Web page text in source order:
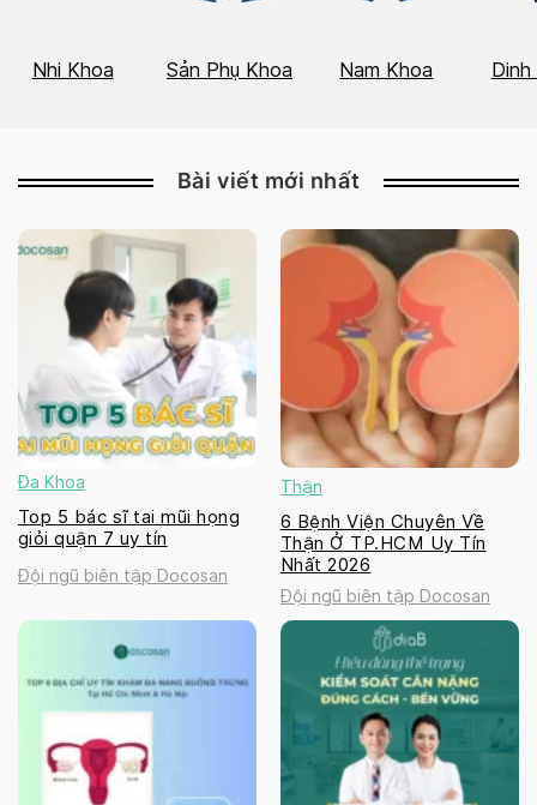
Nhi Khoa Sản Phụ Khoa Nam Khoa Dinh
Bài viết mới nhất
Đa Khoa
Top 5 bác sĩ tai mũi họng
giỏi quận 7 uy tín
Đội ngũ biên tập Docosan
Thận
6 Bệnh Viện Chuyên Về
Thận Ở TP.HCM Uy Tín
Nhất 2026
Đội ngũ biên tập Docosan